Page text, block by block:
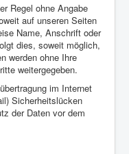
Regel ohne Angabe
auf unseren Seiten
Name, Anschrift oder
dies, soweit möglich,
werden ohne Ihre
weitergegeben.
im Internet
Sicherheitslücken
der Daten vor dem